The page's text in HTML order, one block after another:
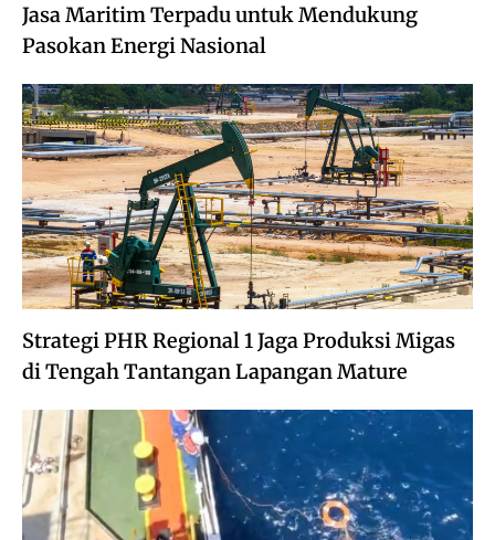
Jasa Maritim Terpadu untuk Mendukung
Pasokan Energi Nasional
Strategi PHR Regional 1 Jaga Produksi Migas
di Tengah Tantangan Lapangan Mature